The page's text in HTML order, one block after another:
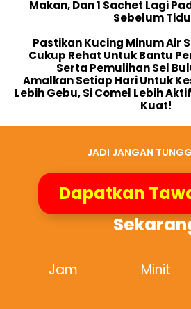
Makan, Dan 1 Sachet Lagi
Sebelum
Pastikan Kucing Minum Air
Cukup Rehat Untuk Bantu
Serta Pemulihan Sel
Amalkan Setiap Hari Untuk
Lebih Gebu, Si Comel Lebih
Kuat!
JADI JANGAN
Dapatkan
Jam Minit